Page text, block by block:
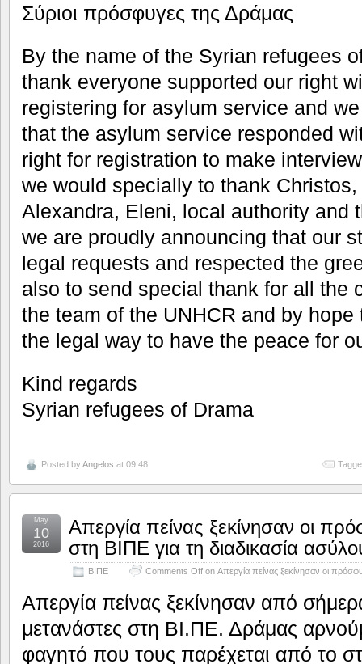
Σύριοι πρόσφυγες της Δράμας
By the name of the Syrian refugees
thank everyone supported our right
registering for asylum service and
that the asylum service responded
right for registration to make
we would specially to thank
Alexandra, Eleni, local authority and
we are proudly announcing that our
legal requests and respected the
also to send special thank for all the
the team of the UNHCR and by
the legal way to have the peace for
Kind regards
Syrian refugees of Drama
Posted byAngelos at 09:48
Απεργία πείνας ξεκίνησαν οι
στη ΒΙΠΕ για τη διαδικασία
ΒΙΠΕ Comments Off on Απεργία πείνας ξεκίνησαν οι
May
10
2016
Απεργία πείνας ξεκίνησαν από
μετανάστες στη ΒΙ.ΠΕ. Δράμας
φαγητό που τους παρέχεται από το